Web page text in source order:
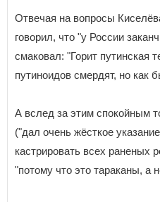
Отвечая на вопросы
говорил, что "у России
смаковал: "Горит путинская
путиноидов смердят, но как
А вслед за этим спокойным
("дал очень жёсткое
кастрировать всех раненых
"потому что это тараканы, а